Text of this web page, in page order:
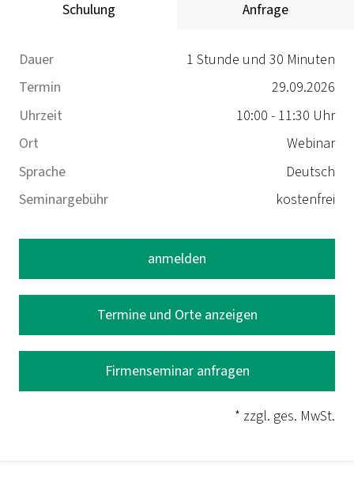
Schulung Anfrage
Dauer
1 Stunde und 30 Minuten
Termin
29.09.2026
Uhrzeit
10:00 - 11:30 Uhr
Ort
Webinar
Sprache
Deutsch
Seminargebühr
kostenfrei
anmelden
Termine und Orte anzeigen
Firmenseminar anfragen
* zzgl. ges. MwSt.